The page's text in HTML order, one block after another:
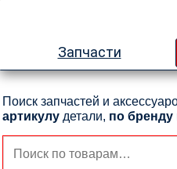
Запчасти
Поиск запчастей и
артикулу детали, по бренду
Искать: